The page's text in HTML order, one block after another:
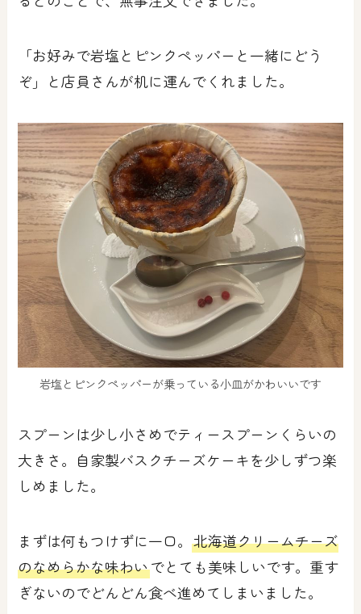
「お好みで岩塩とピンクペッパーと一緒にどう
ぞ」と店員さんが机に運んでくれました。
岩塩とピンクペッパーが乗っている小皿がかわいいです
スプーンは少し小さめでティースプーンくらいの
大きさ。自家製バスクチーズケーキを少しずつ楽
しめました。
まずは何もつけずに一口。北海道クリームチーズ
のなめらかな味わいでとても美味しいです。重す
ぎないのでどんどん食べ進めてしまいました。